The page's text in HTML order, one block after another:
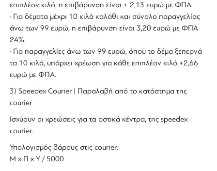
επιπλέον κιλό, η επιβάρυνση είναι + 2,13 ευρώ με ΦΠΑ.
· Για δέματα μέχρι 10 κιλά καλάθι και σύνολο παραγγελίας
άνω των 99 ευρώ, η επιβάρυνση είναι 3,20 ευρώ με ΦΠΑ
24%.
· Για παραγγελίες άνω των 99 ευρώ, όπου το δέμα ξεπερνά
τα 10 κιλά, υπάρχει χρέωση για κάθε επιπλέον κιλό +2,66
ευρώ με ΦΠΑ.
3) Speedex Courier | Παραλαβή από το κατάστημα της
courier
Ισχύουν οι χρεώσεις για τα αστικά κέντρα, της speedex
courier.
Υπολογισμός βάρους στις courier:
Μ x Π x Y / 5000